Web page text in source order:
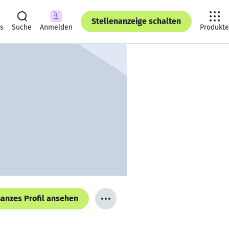
Suche Anmelden
Stellenanzeige schalten
Produkte
Profil ansehen